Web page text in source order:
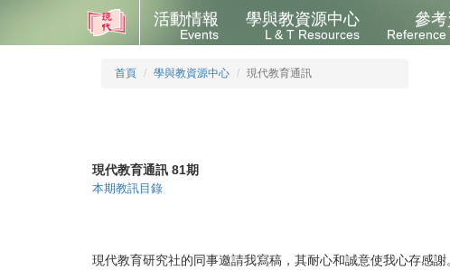
活動情報
Events
學與教資源中心
L & T Resources
參
Reference
首頁 學與教資源中心 現代教育通訊
現代教育通訊 81期
本期教訊目錄
現代教育研究社的同事邀請我寫稿，其耐心和誠意使我心存感